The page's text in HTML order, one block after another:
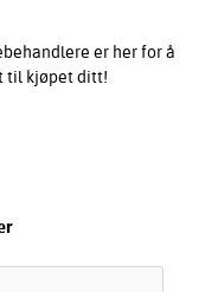
er her for å
til kjøpet ditt!